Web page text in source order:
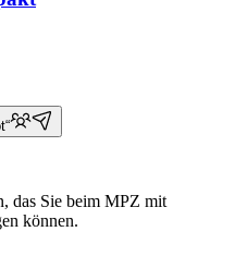
das Sie beim MPZ mit
können.